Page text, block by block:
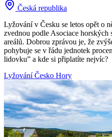
Česká republika
Lyžování v Česku se letos opět o
zvednou podle Asociace horských
areálů. Dobrou zprávou je, že
pohybuje se v řádu jednotek
lidovku” a kde si připlatíte nejvíc?
Lyžování Česko Hory